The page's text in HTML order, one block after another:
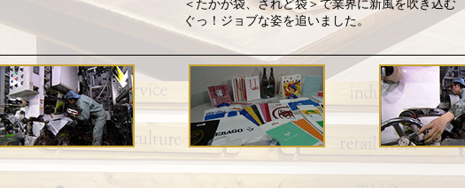
＜たかが袋、されど袋＞で業界に新風を吹き込む
ぐっ！ジョブな姿を追いました。